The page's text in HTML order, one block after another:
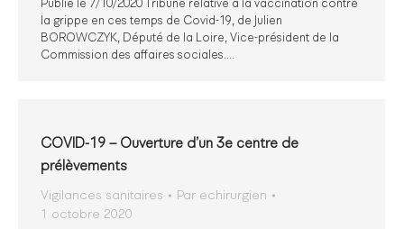
Publié le 7/10/2020 Tribune relative à la vaccination contre
la grippe en ces temps de Covid-19, de Julien
BOROWCZYK, Député de la Loire, Vice-président de la
Commission des affaires sociales.…
COVID-19 – Ouverture d’un 3e centre de
prélèvements
Vigilances sanitaires Par echirurgien
1 octobre 2020